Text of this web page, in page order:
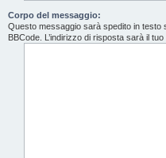
Corpo del messaggio:
Questo messaggio sarà spedito in testo
BBCode. L’indirizzo di risposta sarà il tuo